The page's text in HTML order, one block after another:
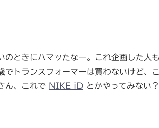
のときにハマッたなー。これ企画した人
トランスフォーマーは買わないけど、
ん、これで
NIKE iD とかやってみない